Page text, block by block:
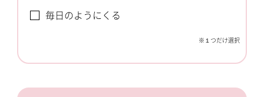
毎日のようにくる
※１つだけ選択